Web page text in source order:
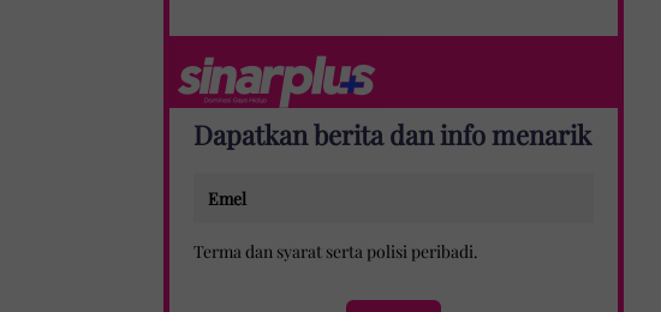
Dapatkan berita dan info menarik
Terma dan syaratserta polisi peribadi.